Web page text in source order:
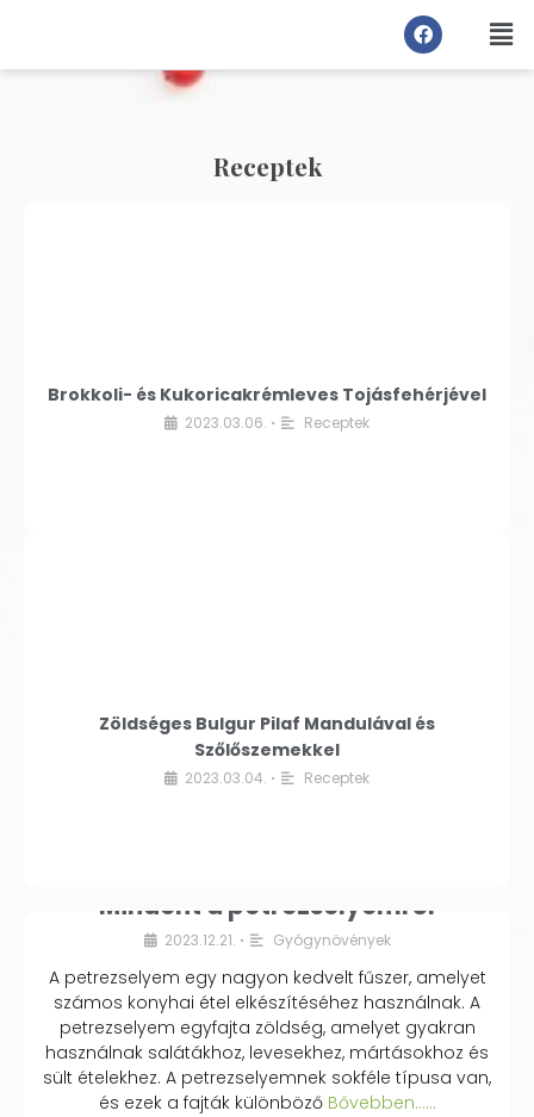
Receptek
Brokkoli- és Kukoricakrémleves Tojásfehérjével
2023.03.06. • Receptek
Zöldséges Bulgur Pilaf Mandulával és
Szőlőszemekkel
2023.03.04. • Receptek
Mindent a petrezselyemről
2023.12.21. • Gyógynövények
A petrezselyem egy nagyon kedvelt fűszer, amelyet
számos konyhai étel elkészítéséhez használnak. A
petrezselyem egyfajta zöldség, amelyet gyakran
használnak salátákhoz, levesekhez, mártásokhoz és
sült ételekhez. A petrezselyemnek sokféle típusa van,
és ezek a fajták különbözőBővebben...…